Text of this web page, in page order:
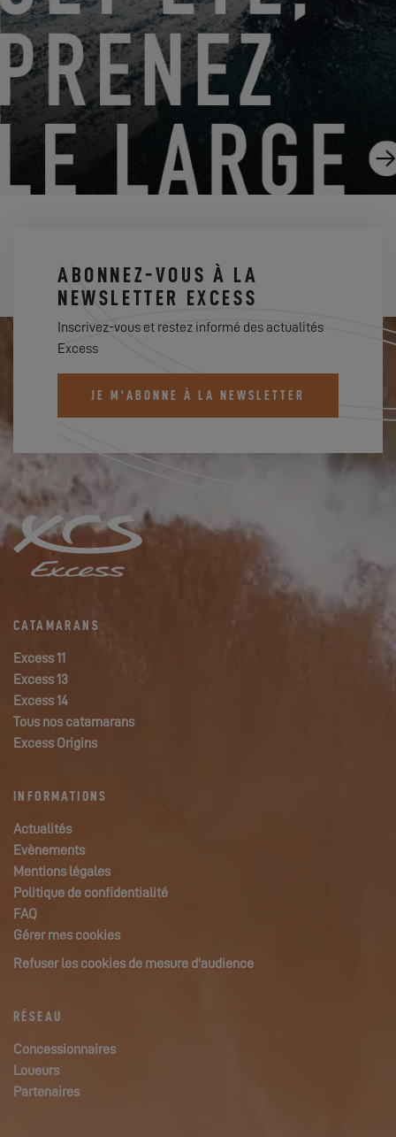
DU 14 AOÛT 2026 AU 16 AOÛT 2026
EXCESS CLINIC 2026 EN FLORIDE
EXCESS 14
ABONNEZ-VOUS À LA
NEWSLETTER EXCESS
Inscrivez-vous et restez informé des actualités
Excess
JE M'ABONNE À LA NEWSLETTER
CATAMARANS
Excess 11
Excess 13
Excess 14
Tous nos catamarans
Excess Origins
INFORMATIONS
Actualités
Evènements
Mentions légales
Politique de confidentialité
FAQ
Gérer mes cookies
Refuser les cookies de mesure d'audience
RÉSEAU
Concessionnaires
Loueurs
Partenaires